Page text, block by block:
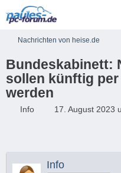
Nachrichten von heise.de
Bundeskabinett:
sollen künftig
werden
Info 17. August 2023
Info